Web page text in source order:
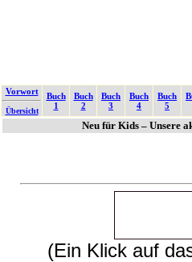
Vorwort
Übersicht
Buch
1
Buch
2
Buch
3
Buch
4
Buch
5
Neu für Kids – Unsere
(Ein Klick auf